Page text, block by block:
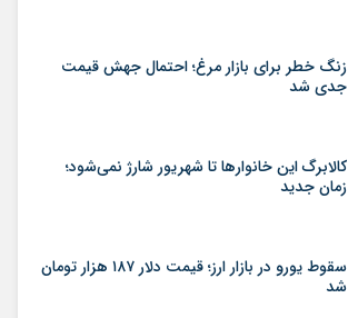
زنگ خطر برای بازار مرغ؛ احتمال جهش قیمت
جدی شد
کالابرگ این خانوارها تا شهریور شارژ نمی‌شود؛
زمان جدید
سقوط یورو در بازار ارز؛ قیمت دلار ۱۸۷ هزار تومان
شد